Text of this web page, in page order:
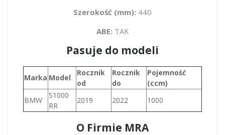
Szerokość (mm): 440
ABE: TAK
Pasuje do modeli
Marka Model
Rocznik
od
Rocznik
do
Pojemność
(ccm)
BMW
S1000
RR
2019 2022 1000
O Firmie MRA